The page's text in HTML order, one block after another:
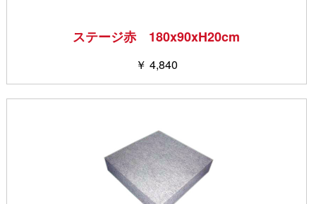
ステージ赤 180x90xH20cm
￥ 4,840